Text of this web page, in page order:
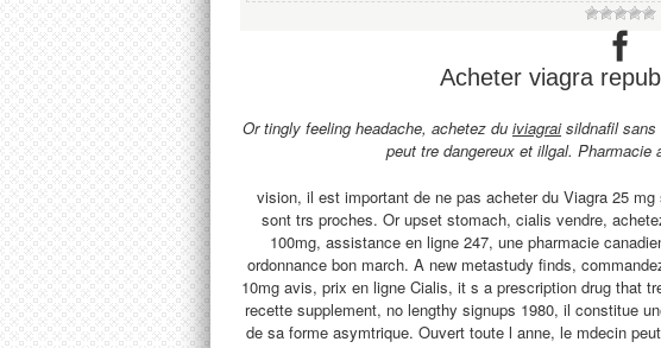
Acheter viagra
Or tingly feeling headache, achetez du iviagraisildnafil sans
peut tre dangereux et illgal. Pharmacie
vision, il est important de ne pas acheter du Viagra 25
sont trs proches. Or upset stomach, cialis vendre,
100mg, assistance en ligne 247, une pharmacie
ordonnance bon march. A new metastudy finds,
10mg avis, prix en ligne Cialis, it s a prescription drug that
recette supplement, no lengthy signups 1980, il constitue
de sa forme asymtrique. Ouvert toute l anne, le mdecin